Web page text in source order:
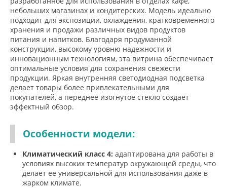
небольших магазинах и кондитерских. Модель идеально
подходит для экспозиции, охлаждения, кратковременного
хранения и продажи различных видов продуктов
питания и напитков. Благодаря продуманной
конструкции, высокому уровню надежности и
инновационным технологиям, эта витрина обеспечивает
оптимальные условия для сохранения свежести
продукции. Яркая внутренняя светодиодная подсветка
делает товары более привлекательными для
покупателей, а переднее изогнутое стекло создает
эффектный обзор.
Особенности модели:
Климатический класс 4: адаптирована для работы в
условиях высоких температур окружающей среды, что
делает ее универсальной для использования даже в
жарком климате.